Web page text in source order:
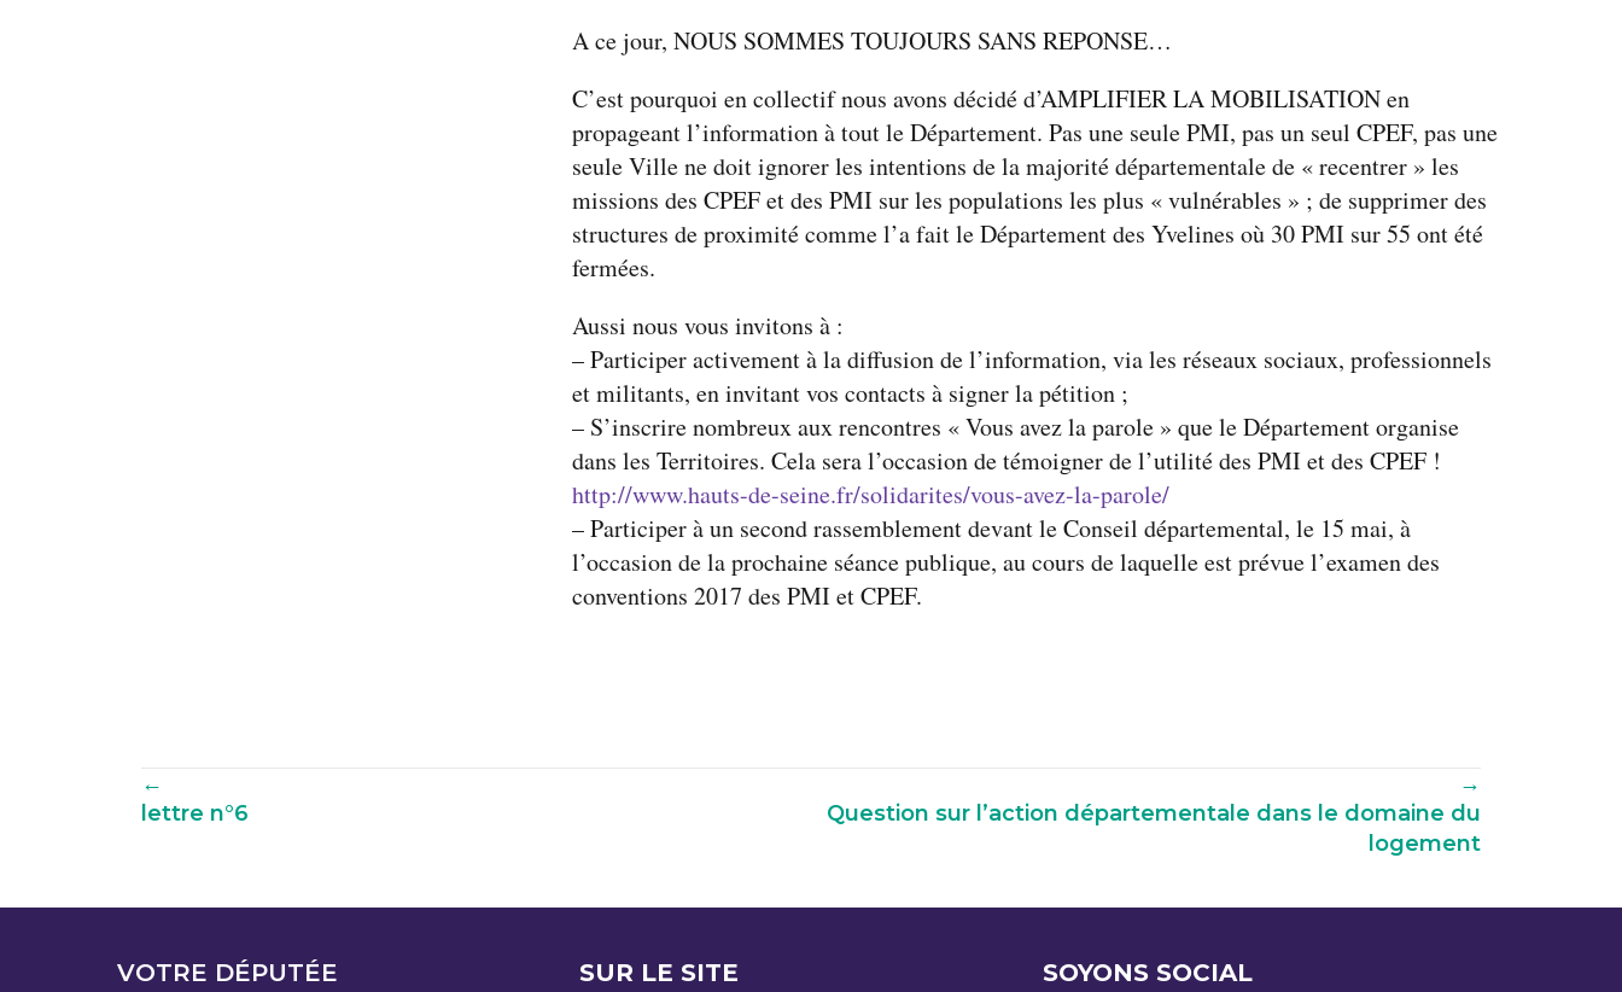
A ce jour, NOUS SOMMES TOUJOURS SANS REPONSE…
C’est pourquoi en collectif nous avons décidé d’AMPLIFIER LA MOBILISATION en
propageant l’information à tout le Département. Pas une seule PMI, pas un seul CPEF, pas une
seule Ville ne doit ignorer les intentions de la majorité départementale de « recentrer » les
missions des CPEF et des PMI sur les populations les plus « vulnérables » ; de supprimer des
structures de proximité comme l’a fait le Département des Yvelines où 30 PMI sur 55 ont été
fermées.
Aussi nous vous invitons à :
– Participer activement à la diffusion de l’information, via les réseaux sociaux, professionnels
et militants, en invitant vos contacts à signer la pétition ;
– S’inscrire nombreux aux rencontres « Vous avez la parole » que le Département organise
dans les Territoires. Cela sera l’occasion de témoigner de l’utilité des PMI et des CPEF !
http://www.hauts-de-seine.fr/solidarites/vous-avez-la-parole/
– Participer à un second rassemblement devant le Conseil départemental, le 15 mai, à
l’occasion de la prochaine séance publique, au cours de laquelle est prévue l’examen des
conventions 2017 des PMI et CPEF.
Navigation
←
lettre n°6
→
Question sur l’action départementale dans le domaine du
logement
VOTRE DÉPUTÉE SUR LE SITE SOYONS SOCIAL